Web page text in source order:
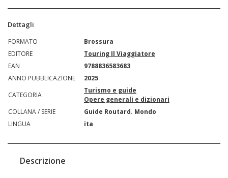
Dettagli
FORMATO
Brossura
EDITORE
Touring Il Viaggiatore
EAN
9788836583683
ANNO PUBBLICAZIONE
2025
CATEGORIA
Turismo e guide
Opere generali e dizionari
COLLANA / SERIE
Guide Routard. Mondo
LINGUA
ita
Descrizione